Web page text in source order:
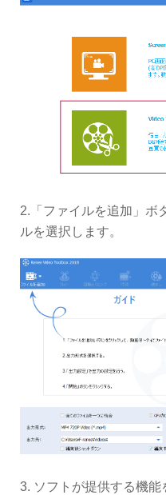
2.「ファイルを追加」ボ
ルを選択します。
3. ソフトが提供する機能